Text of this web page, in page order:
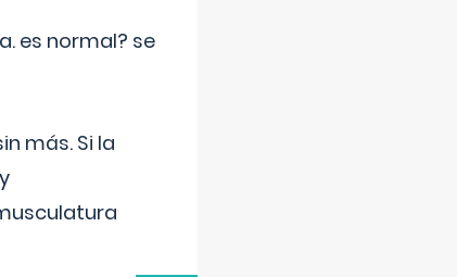
es normal? se
más. Si la